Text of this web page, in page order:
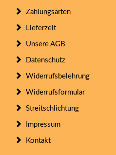
Zahlungsarten
Lieferzeit
Unsere AGB
Datenschutz
Widerrufsbelehrung
Widerrufsformular
Streitschlichtung
Impressum
Kontakt